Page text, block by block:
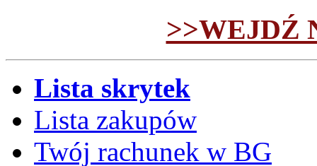
>>WEJDŹ
Lista skrytek
Lista zakupów
Twój rachunek w BG